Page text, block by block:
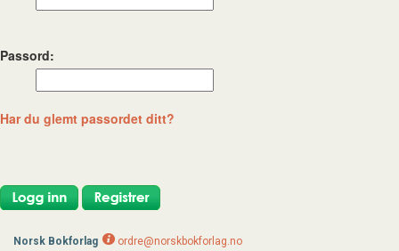
Passord:
Har du glemt passordet ditt?
Norsk Bokforlag ordre@norskbokforlag.no